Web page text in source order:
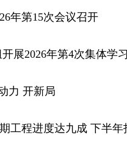
年第15次会议召开
展2026年第4次集体学习
力 开新局
工程进度达九成 下半年